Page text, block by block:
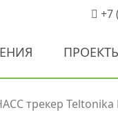
+7
трекер Teltonika